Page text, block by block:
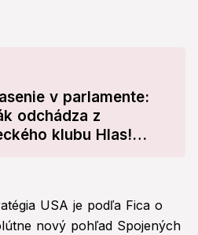
v parlamente:
odchádza z
klubu Hlas!
USA je podľa Fica o
nový pohľad Spojených